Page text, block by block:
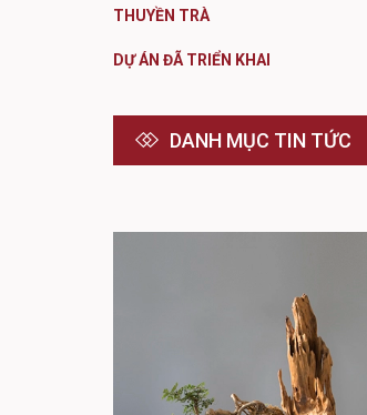
THUYỀN TRÀ
DỰ ÁN ĐÃ TRIỂN KHAI
DANH MỤC TIN TỨC